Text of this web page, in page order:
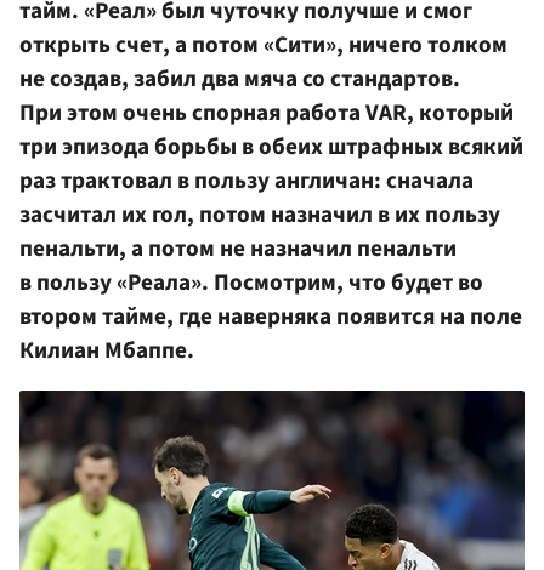
тайм. «Реал» был чуточку получше и смог
открыть счет, а потом «Сити», ничего толком
не создав, забил два мяча со стандартов.
При этом очень спорная работа VAR, который
три эпизода борьбы в обеих штрафных всякий
раз трактовал в пользу англичан: сначала
засчитал их гол, потом назначил в их пользу
пенальти, а потом не назначил пенальти
в пользу «Реала». Посмотрим, что будет во
втором тайме, где наверняка появится на поле
Килиан Мбаппе.